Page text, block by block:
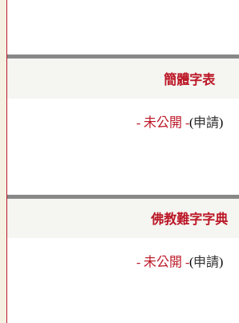
簡體字表
- 未公開 -(申請)
佛教難字字典
- 未公開 -(申請)